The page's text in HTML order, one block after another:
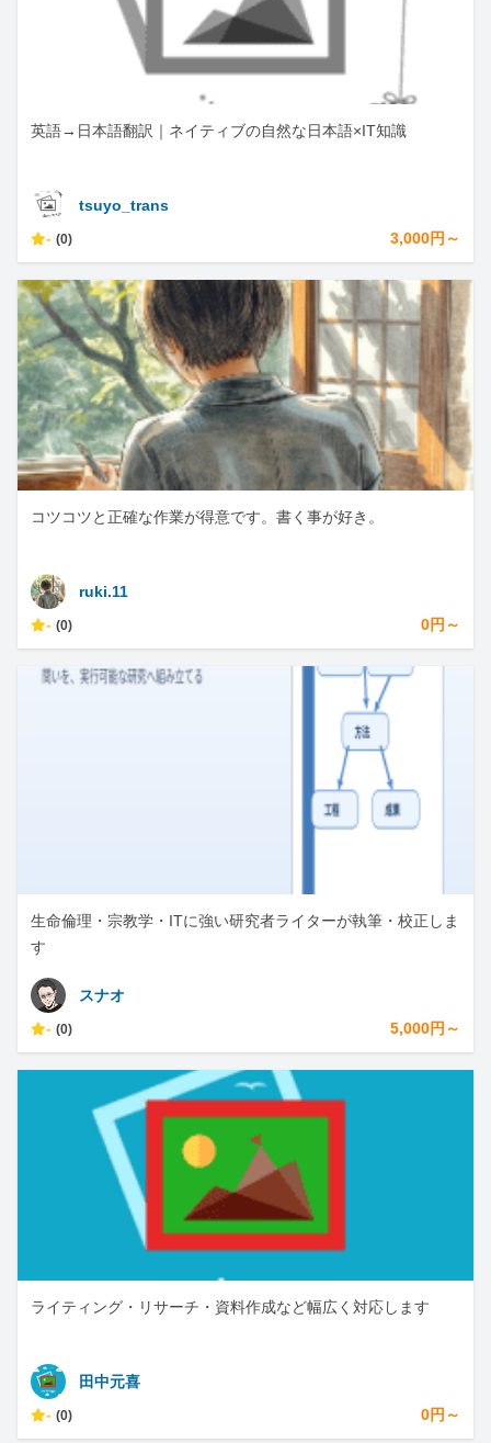
英語→日本語翻訳｜ネイティブの自然な日本語×IT知識
tsuyo_trans
- (0) 3,000円～
コツコツと正確な作業が得意です。書く事が好き。
ruki.11
- (0) 0円～
生命倫理・宗教学・ITに強い研究者ライターが執筆・校正しま
す
スナオ
- (0) 5,000円～
ライティング・リサーチ・資料作成など幅広く対応します
田中元喜
- (0) 0円～